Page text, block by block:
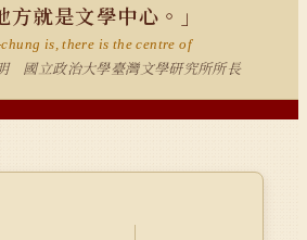
方就是文學中心。」
is, there is the centre of
國立政治大學臺灣文學研究所所長